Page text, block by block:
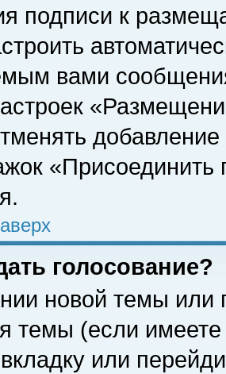
подписи к
вами
«Присоединить
голосование?
новой темы или
темы (если
или